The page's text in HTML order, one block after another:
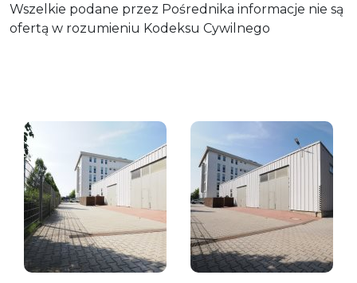
Wszelkie podane przez Pośrednika informacje nie są
ofertą w rozumieniu Kodeksu Cywilnego